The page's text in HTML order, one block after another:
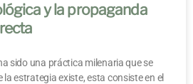
y la propaganda
sido una práctica milenaria que se
la estrategia existe, esta consiste en el